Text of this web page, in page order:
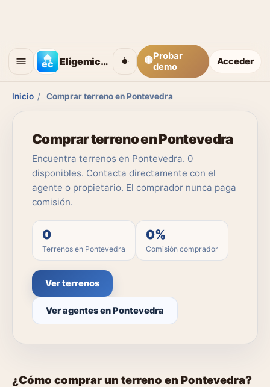
Eligemicasa 🟡Probar
demo
Acceder
Inicio / Comprar terreno en Pontevedra
Comprar terreno en Pontevedra
Encuentra terrenos en Pontevedra. 0
disponibles. Contacta directamente con el
agente o propietario. El comprador nunca paga
comisión.
0
Terrenos en Pontevedra
0%
Comisión comprador
Ver terrenos
Ver agentes en Pontevedra
¿Cómo comprar un terreno en Pontevedra?